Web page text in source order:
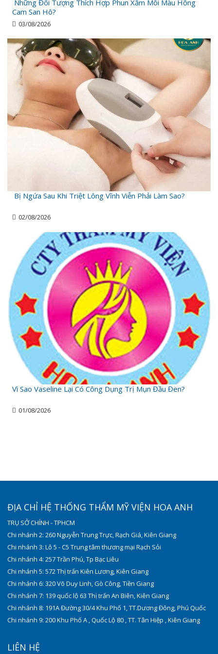
Những Đối Tượng Thích Hợp Phun Xăm Môi Màu Hồng
Cam San Hô?
03/08/2026
Bị Ngứa Sau Khi Triệt Lông Vĩnh Viễn Phải Làm Sao?
02/08/2026
Vì Sao Vaseline Lại Có Công Dụng Trị Mụn Đầu Đen?
01/08/2026
ĐỊA CHỈ HỆ THỐNG THẨM MỸ VIỆN HOA ANH
TRỤ SỞ CHÍNH - TPHCM
Chi nhánh 2: 260 Nguyễn Trung Trực, Rạch Giá, Kiên Giang
Chi nhánh 3: Lô 5 - C5 Trung tâm thương mại Rạch Sỏi
Chi nhánh 4: 257 Trần Phú, Tp Bạc Liêu
Chi nhánh 5: 572 Thị trấn Kiên Lương, Kiên Giang
Chi nhánh 6: 320 Võ Duy Linh, Gò Công, Tiền Giang
Chi nhánh 7: 139 quốc lộ 63 Thị trấn An Biên, Kiên Giang
Chi nhánh 8: 191A Đường 30/4 Khu Phố 1, TT.Dương Đông, Phú Quốc
Chi nhánh 9: 200 Khu Phố A , Quốc Lộ 80 , TT. Tân Hiệp , Kiên Giang
LIÊN HỆ